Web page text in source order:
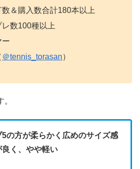
＆購入数合計180本以上
数100種以上
ー
＠tennis_torasan）
の方が柔らかく広めのサイズ感
く、やや軽い